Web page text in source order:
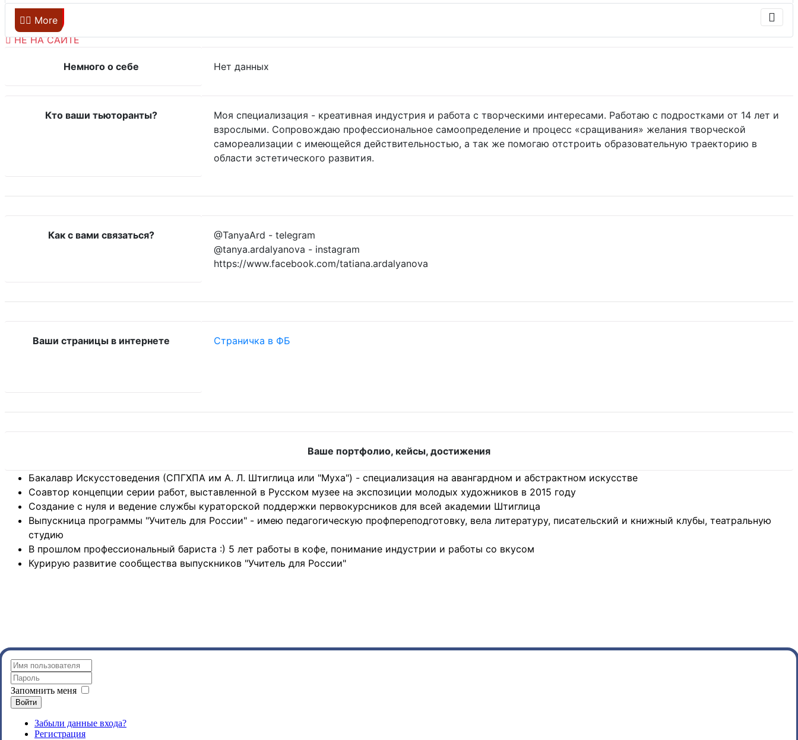
НЕ НА САЙТЕ
Главная
More
Немного о себе Нет данных
Кто ваши тьюторанты?
Моя специализация - креативная индустрия и работа с творческими интересами. Работаю с подростками от 14 лет и
взрослыми. Сопровождаю профессиональное самоопределение и процесс «сращивания» желания творческой
самореализации с имеющейся действительностью, а так же помогаю отстроить образовательную траекторию в
области эстетического развития.
Как с вами связаться?
@TanyaArd - telegram
@tanya.ardalyanova - instagram
https://www.facebook.com/tatiana.ardalyanova
Ваши страницы в интернете Страничка в ФБ
Ваше портфолио, кейсы, достижения
Бакалавр Искусстоведения (СПГХПА им А. Л. Штиглица или "Муха") - специализация на авангардном и абстрактном искусстве
Соавтор концепции серии работ, выставленной в Русском музее на экспозиции молодых художников в 2015 году
Создание с нуля и ведение службы кураторской поддержки первокурсников для всей академии Штиглица
Выпускница программы "Учитель для России" - имею педагогическую профпереподготовку, вела литературу, писательский и книжный клубы, театральную
студию
В прошлом профессиональный бариста :) 5 лет работы в кофе, понимание индустрии и работы со вкусом
Курирую развитие сообщества выпускников "Учитель для России"
Запомнить меня
Войти
Забыли данные входа?
Регистрация